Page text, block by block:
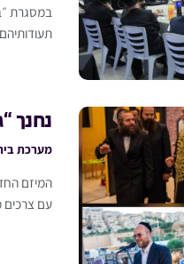
במסגרת
נחנך
מערכת
המיזם
עם צרכים